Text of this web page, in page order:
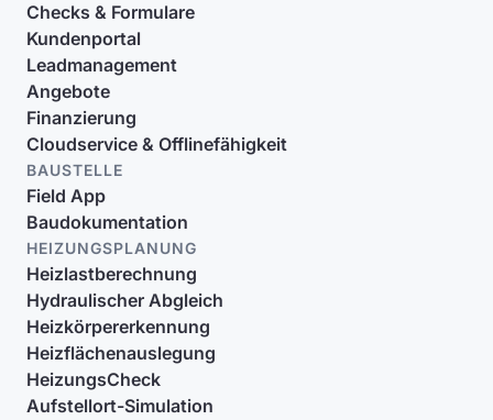
Checks & Formulare
Kundenportal
Leadmanagement
Angebote
Finanzierung
Cloudservice & Offlinefähigkeit
BAUSTELLE
Field App
Baudokumentation
HEIZUNGSPLANUNG
Heizlastberechnung
Hydraulischer Abgleich
Heizkörpererkennung
Heizflächenauslegung
HeizungsCheck
Aufstellort-Simulation